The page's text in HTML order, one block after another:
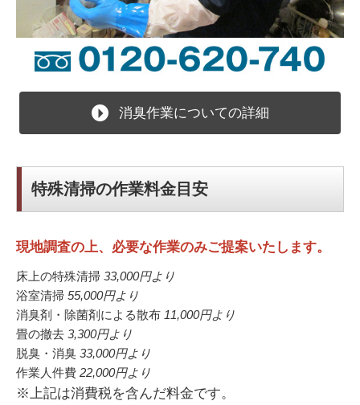
消臭作業についての詳細
特殊清掃の作業料金目安
現地調査の上、必要な作業のみご提案いたします。
床上の特殊清掃 33,000円より
浴室清掃 55,000円より
消臭剤・除菌剤による散布 11,000円より
畳の撤去 3,300円より
脱臭・消臭 33,000円より
作業人件費 22,000円より
※上記は消費税を含んだ料金です。